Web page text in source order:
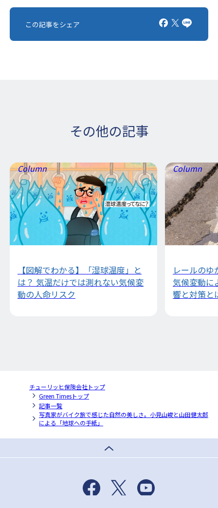
この記事をシェア
その他の記事
Column
【図解でわかる】「湿球温度」と
は？ 気温だけでは測れない気候変
動の人命リスク
Column
レールの
気候変動に
響と対策と
チューリッヒ保険会社トップ
Green Timesトップ
記事一覧
写真家がバイク旅で感じた自然の美しさ。小見山峻と山田健太郎
による「地球への手紙」
Facebook